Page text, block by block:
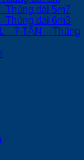
Thùng dài 5m7
Thùng dài 6m3
– 7 TẤN – Thùng